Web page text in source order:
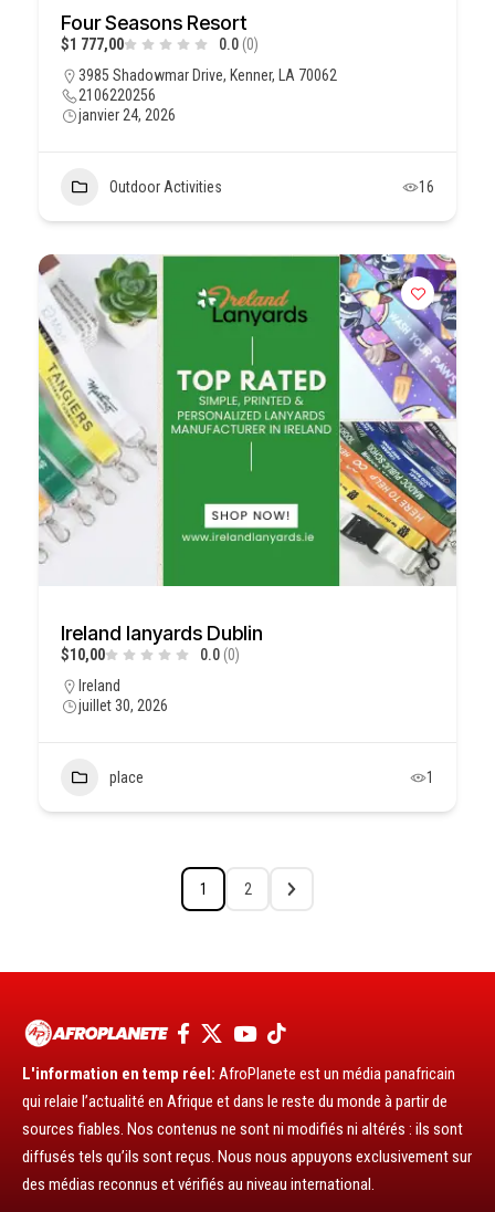
Four Seasons Resort
$1 777,00 0.0 (0)
3985 Shadowmar Drive, Kenner, LA 70062
2106220256
janvier 24, 2026
Outdoor Activities 16
Ireland lanyards Dublin
$10,00 0.0 (0)
Ireland
juillet 30, 2026
place 1
1 2
L'information en temp réel: AfroPlanete est un média panafricain
qui relaie l’actualité en Afrique et dans le reste du monde à partir de
sources fiables. Nos contenus ne sont ni modifiés ni altérés : ils sont
diffusés tels qu’ils sont reçus. Nous nous appuyons exclusivement sur
des médias reconnus et vérifiés au niveau international.